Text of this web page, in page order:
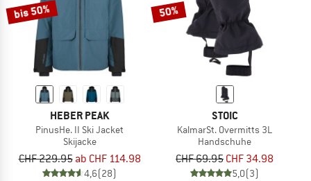
bis 50%
HEBER PEAK
PinusHe. II Ski Jacket
Skijacke
CHF 229.95 ab CHF 114.98
4,6(28)
50%
STOIC
KalmarSt. Overmitts 3L
Handschuhe
CHF 69.95 CHF 34.98
5,0(3)